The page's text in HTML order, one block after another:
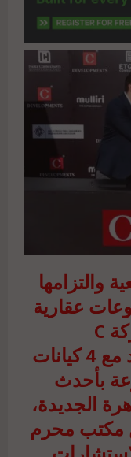
eg.net/
developments-
af-
a9-
والتزامها
عقارية
رائدة؛ أعلنت شركة C
DEVELOPMENTS التعاقد مع 4 كيانات
بأحدث
الجديدة،
مكتب محرم